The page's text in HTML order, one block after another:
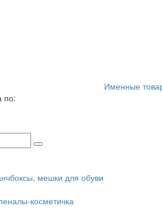
Именные
по:
мешки для обуви
косметичка